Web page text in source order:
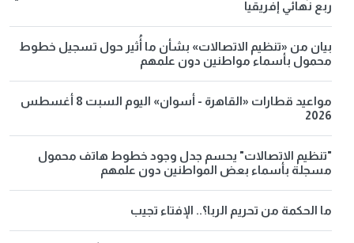
ربع نهائي إفريقيا
بيان من «تنظيم الاتصالات» بشأن ما أُثير حول تسجيل خطوط
محمول بأسماء مواطنين دون علمهم
مواعيد قطارات «القاهرة - أسوان» اليوم السبت 8 أغسطس
2026
"تنظيم الاتصالات" يحسم جدل وجود خطوط هاتف محمول
مسجلة بأسماء بعض المواطنين دون علمهم
ما الحكمة من تحريم الربا؟.. الإفتاء تجيب